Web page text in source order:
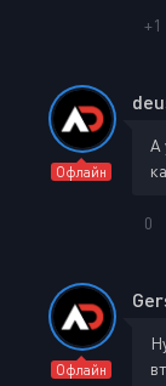
+1
Офлайн
А
0
Офлайн